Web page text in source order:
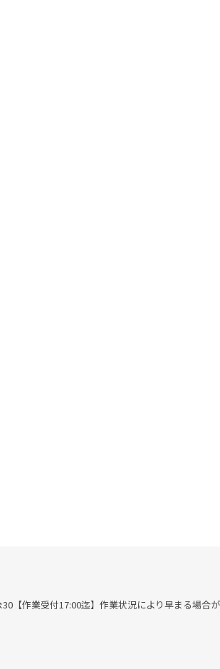
【作業受付17:00迄】作業状況により早まる場合